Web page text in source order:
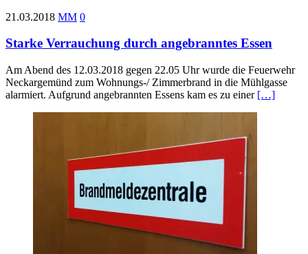
21.03.2018 MM 0
Starke Verrauchung durch angebranntes Essen
Am Abend des 12.03.2018 gegen 22.05 Uhr wurde die Feuerwehr
Neckargemünd zum Wohnungs-/ Zimmerbrand in die Mühlgasse
alarmiert. Aufgrund angebrannten Essens kam es zu einer […]